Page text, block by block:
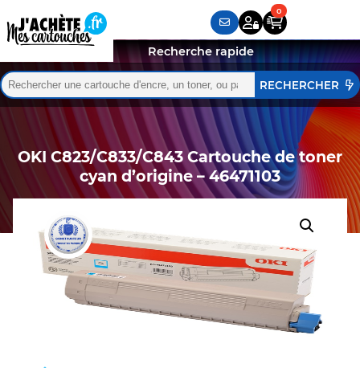
Rechercher :
Quand les résultats de l'auto-complétion sont
Recherche rapide
OKI C823/C833/C843 Cartouche de toner
cyan d’origine – 46471103